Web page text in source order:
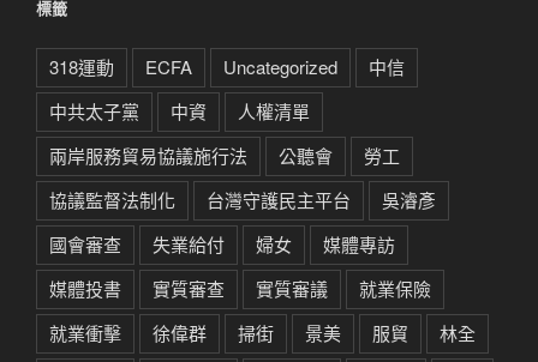
標籤
318運動 ECFA Uncategorized
中信
中共太子黨
中資
人權清單
兩岸服務貿易協議施行法
公聽會
勞工
協議監督法制化
台灣守護民主平台
吳濬彥
國會審查
失業給付 婦女
媒體專訪
媒體投書
實質審查 實質審議
就業保險
就業衝擊
徐偉群 掃街 景美 服貿
林全